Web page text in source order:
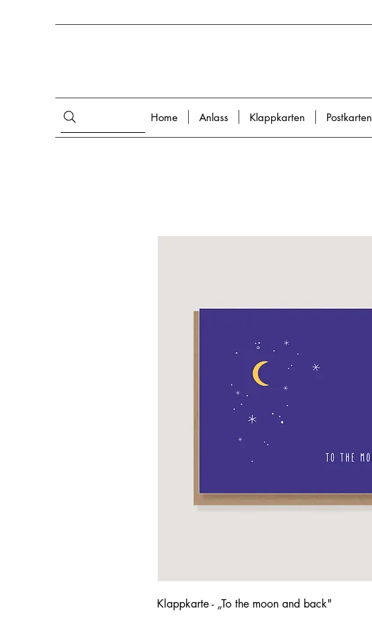
Home Anlass Klappkarten Postkarten
Klappkarte - „To the moon and back"